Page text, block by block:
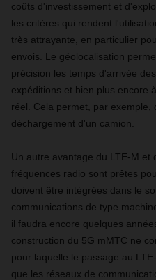
coûts d'investissement et
les critères qui rendent
très attrayante, en particulier
envois. Le géolocalisation
précision les temps d'arrivée
expéditions et bien plus encore
réel. Cela permet, par exemple,
déchargement d'un camion.
Un autre avantage du LTE-M et
fréquences radio sont prêtes
doivent être intégrées dans le
communications de type
il faudra encore quelques
construction du 5G mMTC ne
pour laquelle le passage au
que les réseaux de